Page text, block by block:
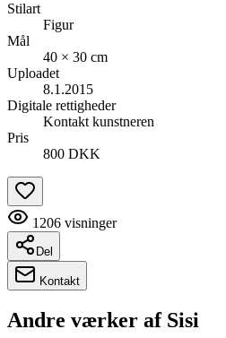
Stilart
Figur
Mål
40 × 30 cm
Uploadet
8.1.2015
Digitale rettigheder
Kontakt kunstneren
Pris
800 DKK
1206 visninger
Del
Kontakt
Andre værker af Sisi